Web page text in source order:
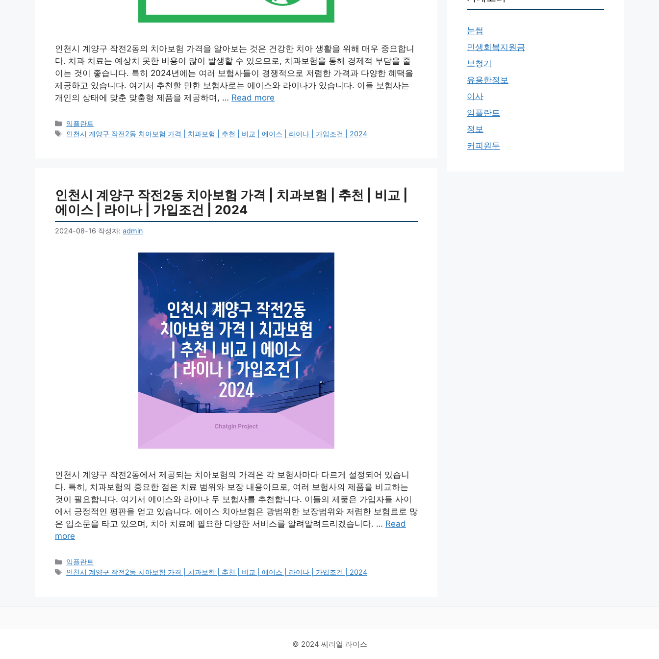
인천시 계양구 작전2동의 치아보험 가격을 알아보는 것은 건강한 치아 생활을 위해 매우 중요합니
다. 치과 치료는 예상치 못한 비용이 많이 발생할 수 있으므로, 치과보험을 통해 경제적 부담을 줄
이는 것이 좋습니다. 특히 2024년에는 여러 보험사들이 경쟁적으로 저렴한 가격과 다양한 혜택을
제공하고 있습니다. 여기서 추천할 만한 보험사로는 에이스와 라이나가 있습니다. 이들 보험사는
개인의 상태에 맞춘 맞춤형 제품을 제공하며, … Read more
카
테
임플란트
태
인천시 계양구 작전2동 치아보험 가격 | 치과보험 | 추천 | 비교 | 에이스 | 라이나 | 가입조건 | 2024
인천시 계양구 작전2동 치아보험 가격 | 치과보험 | 추천 | 비교 |
에이스 | 라이나 | 가입조건 | 2024
2024-08-16 작성자: admin
인천시 계양구 작전2동에서 제공되는 치아보험의 가격은 각 보험사마다 다르게 설정되어 있습니
다. 특히, 치과보험의 중요한 점은 치료 범위와 보장 내용이므로, 여러 보험사의 제품을 비교하는
것이 필요합니다. 여기서 에이스와 라이나 두 보험사를 추천합니다. 이들의 제품은 가입자들 사이
에서 긍정적인 평판을 얻고 있습니다. 에이스 치아보험은 광범위한 보장범위와 저렴한 보험료로 많
은 입소문을 타고 있으며, 치아 치료에 필요한 다양한 서비스를 알려알려드리겠습니다. … Read
more
카
테
임플란트
태
인천시 계양구 작전2동 치아보험 가격 | 치과보험 | 추천 | 비교 | 에이스 | 라이나 | 가입조건 | 2024
눈썹
민생회복지원금
보청기
유용한정보
이사
임플란트
정보
커피원두
© 2024 씨리얼 라이스